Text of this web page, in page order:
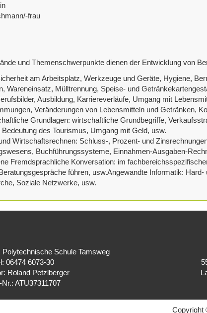
frau
und Themenschwerpunkte dienen der Entwicklung von
am Arbeitsplatz, Werkzeuge und Geräte, Hygiene,
Wareneinsatz, Mülltrennung, Speise- und
Ausbildung, Karriereverläufe, Umgang mit
Veränderungen von Lebensmitteln und Getränken,
Grundlagen: wirtschaftliche Grundbegriffe,
Bedeutung des Tourismus, Umgang mit Geld, usw.
Wirtschaftsrechnen: Schluss-, Prozent- und
Buchführungssysteme, Einnahmen-Ausgaben-
Fremdsprachliche Konversation: im
führen, usw.Angewandte Informatik:
Soziale Netzwerke, usw.
Polytechnische Schule Tamsweg
06474 6073-30
Roland Petzlberger
Nr.: ATU37311707
Copyright